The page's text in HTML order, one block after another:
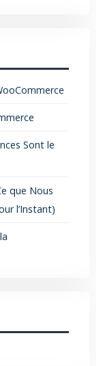
Sont le
que Nous
l’Instant)